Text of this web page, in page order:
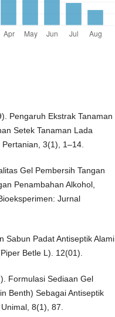
Pengaruh Ekstrak Tanaman
Setek Tanaman Lada
3(1), 1–14.
Gel Pembersih Tangan
Penambahan Alkohol,
Jurnal
Sabun Padat Antiseptik Alami
Betle L). 12(01).
Formulasi Sediaan Gel
Benth) Sebagai Antiseptik
8(1), 87.